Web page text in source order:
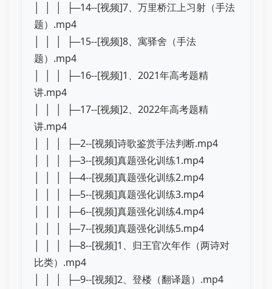
│ │ │ ├─14--[视频]7、万里桥江上习射（手法
题）.mp4
│ │ │ ├─15--[视频]8、寓驿舍（手法
题）.mp4
│ │ │ ├─16--[视频]1、2021年高考题精
讲.mp4
│ │ │ ├─17--[视频]2、2022年高考题精
讲.mp4
│ │ │ ├─2--[视频]诗歌鉴赏手法判断.mp4
│ │ │ ├─3--[视频]真题强化训练1.mp4
│ │ │ ├─4--[视频]真题强化训练2.mp4
│ │ │ ├─5--[视频]真题强化训练3.mp4
│ │ │ ├─6--[视频]真题强化训练4.mp4
│ │ │ ├─7--[视频]真题强化训练5.mp4
│ │ │ ├─8--[视频]1、归王官次年作（两诗对
比类）.mp4
│ │ │ ├─9--[视频]2、登楼（翻译题）.mp4